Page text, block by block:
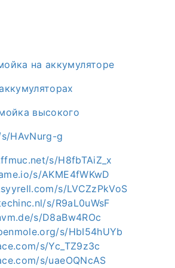
на аккумуляторе
высокого
HAvNurg-g
s/H8fbTAiZ_x
s/AKME4fWKwD
s/LVCZzPkVoS
s/R9aL0uWsF
s/D8aBw4ROc
s/HbI54hUYb
s/Yc_TZ9z3c
s/uaeOQNcAS